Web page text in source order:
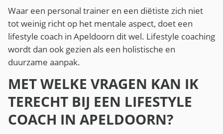
Waar een personal trainer en een diëtiste zich niet
tot weinig richt op het mentale aspect, doet een
lifestyle coach in Apeldoorn dit wel. Lifestyle coaching
wordt dan ook gezien als een holistische en
duurzame aanpak.
MET WELKE VRAGEN KAN IK
TERECHT BIJ EEN LIFESTYLE
COACH IN APELDOORN?